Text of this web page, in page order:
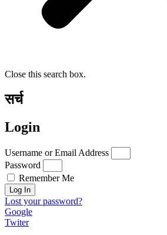
Close this search box.
सर्च
Login
Username or Email Address
Password
Remember Me
Log In
Lost your password?
Google
Twiter